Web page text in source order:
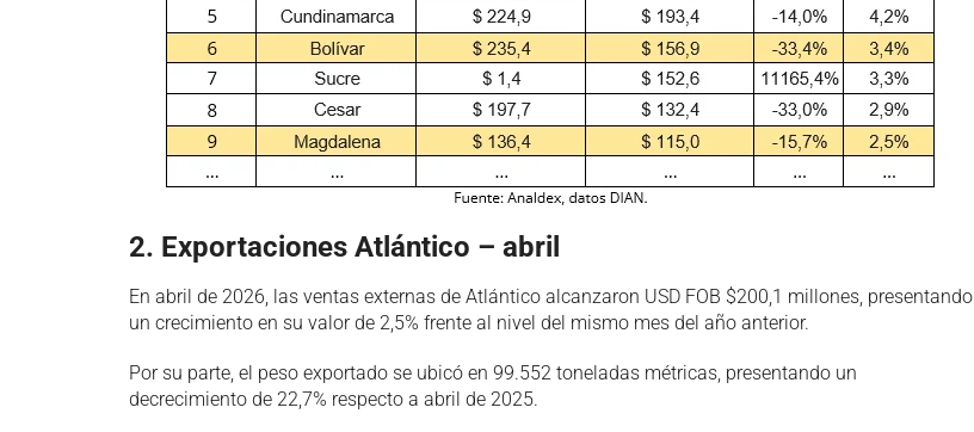
2. Exportaciones Atlántico – abril
En abril de 2026, las ventas externas de Atlántico alcanzaron USD FOB $200,1 millones, presentando
un crecimiento en su valor de 2,5% frente al nivel del mismo mes del año anterior.
Por su parte, el peso exportado se ubicó en 99.552 toneladas métricas, presentando un
decrecimiento de 22,7% respecto a abril de 2025.